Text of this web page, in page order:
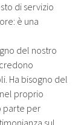
di servizio
è una
del nostro
Ha bisogno del
proprio
parte per
sul